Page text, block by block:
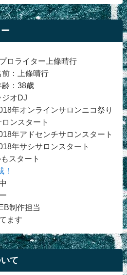
ロライター上條晴行
前：上條晴行
齢：38歳
ジオDJ
年オンラインサロンニコ祭り
ロンスタート
年アドセンチサロンスタート
年サシサロンスタート
スタート
制作担当
ます
て